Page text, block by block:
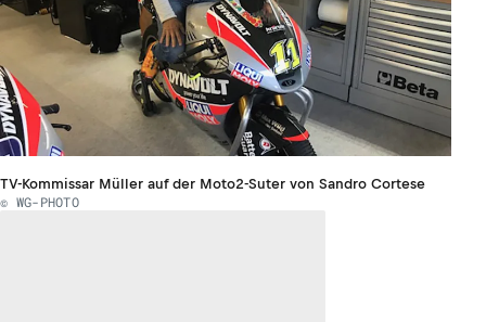
TV-Kommissar Müller auf der Moto2-Suter von Sandro Cortese
© WG-PHOTO